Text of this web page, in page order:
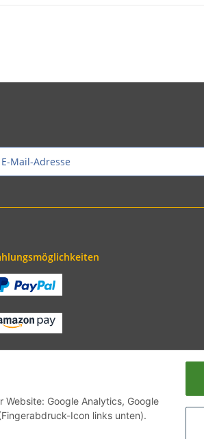
Website: Google Analytics, Google
Icon links unten).